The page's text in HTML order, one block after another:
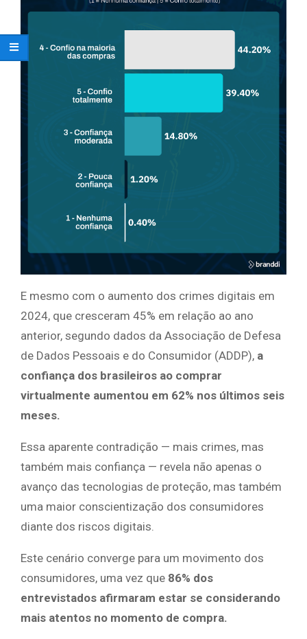
E mesmo com o aumento dos crimes digitais em
2024, que cresceram 45% em relação ao ano
anterior, segundo dados da Associação de Defesa
de Dados Pessoais e do Consumidor (ADDP), a
confiança dos brasileiros ao comprar
virtualmente aumentou em 62% nos últimos seis
meses.
Essa aparente contradição — mais crimes, mas
também mais confiança — revela não apenas o
avanço das tecnologias de proteção, mas também
uma maior conscientização dos consumidores
diante dos riscos digitais.
Este cenário converge para um movimento dos
consumidores, uma vez que 86% dos
entrevistados afirmaram estar se considerando
mais atentos no momento de compra.